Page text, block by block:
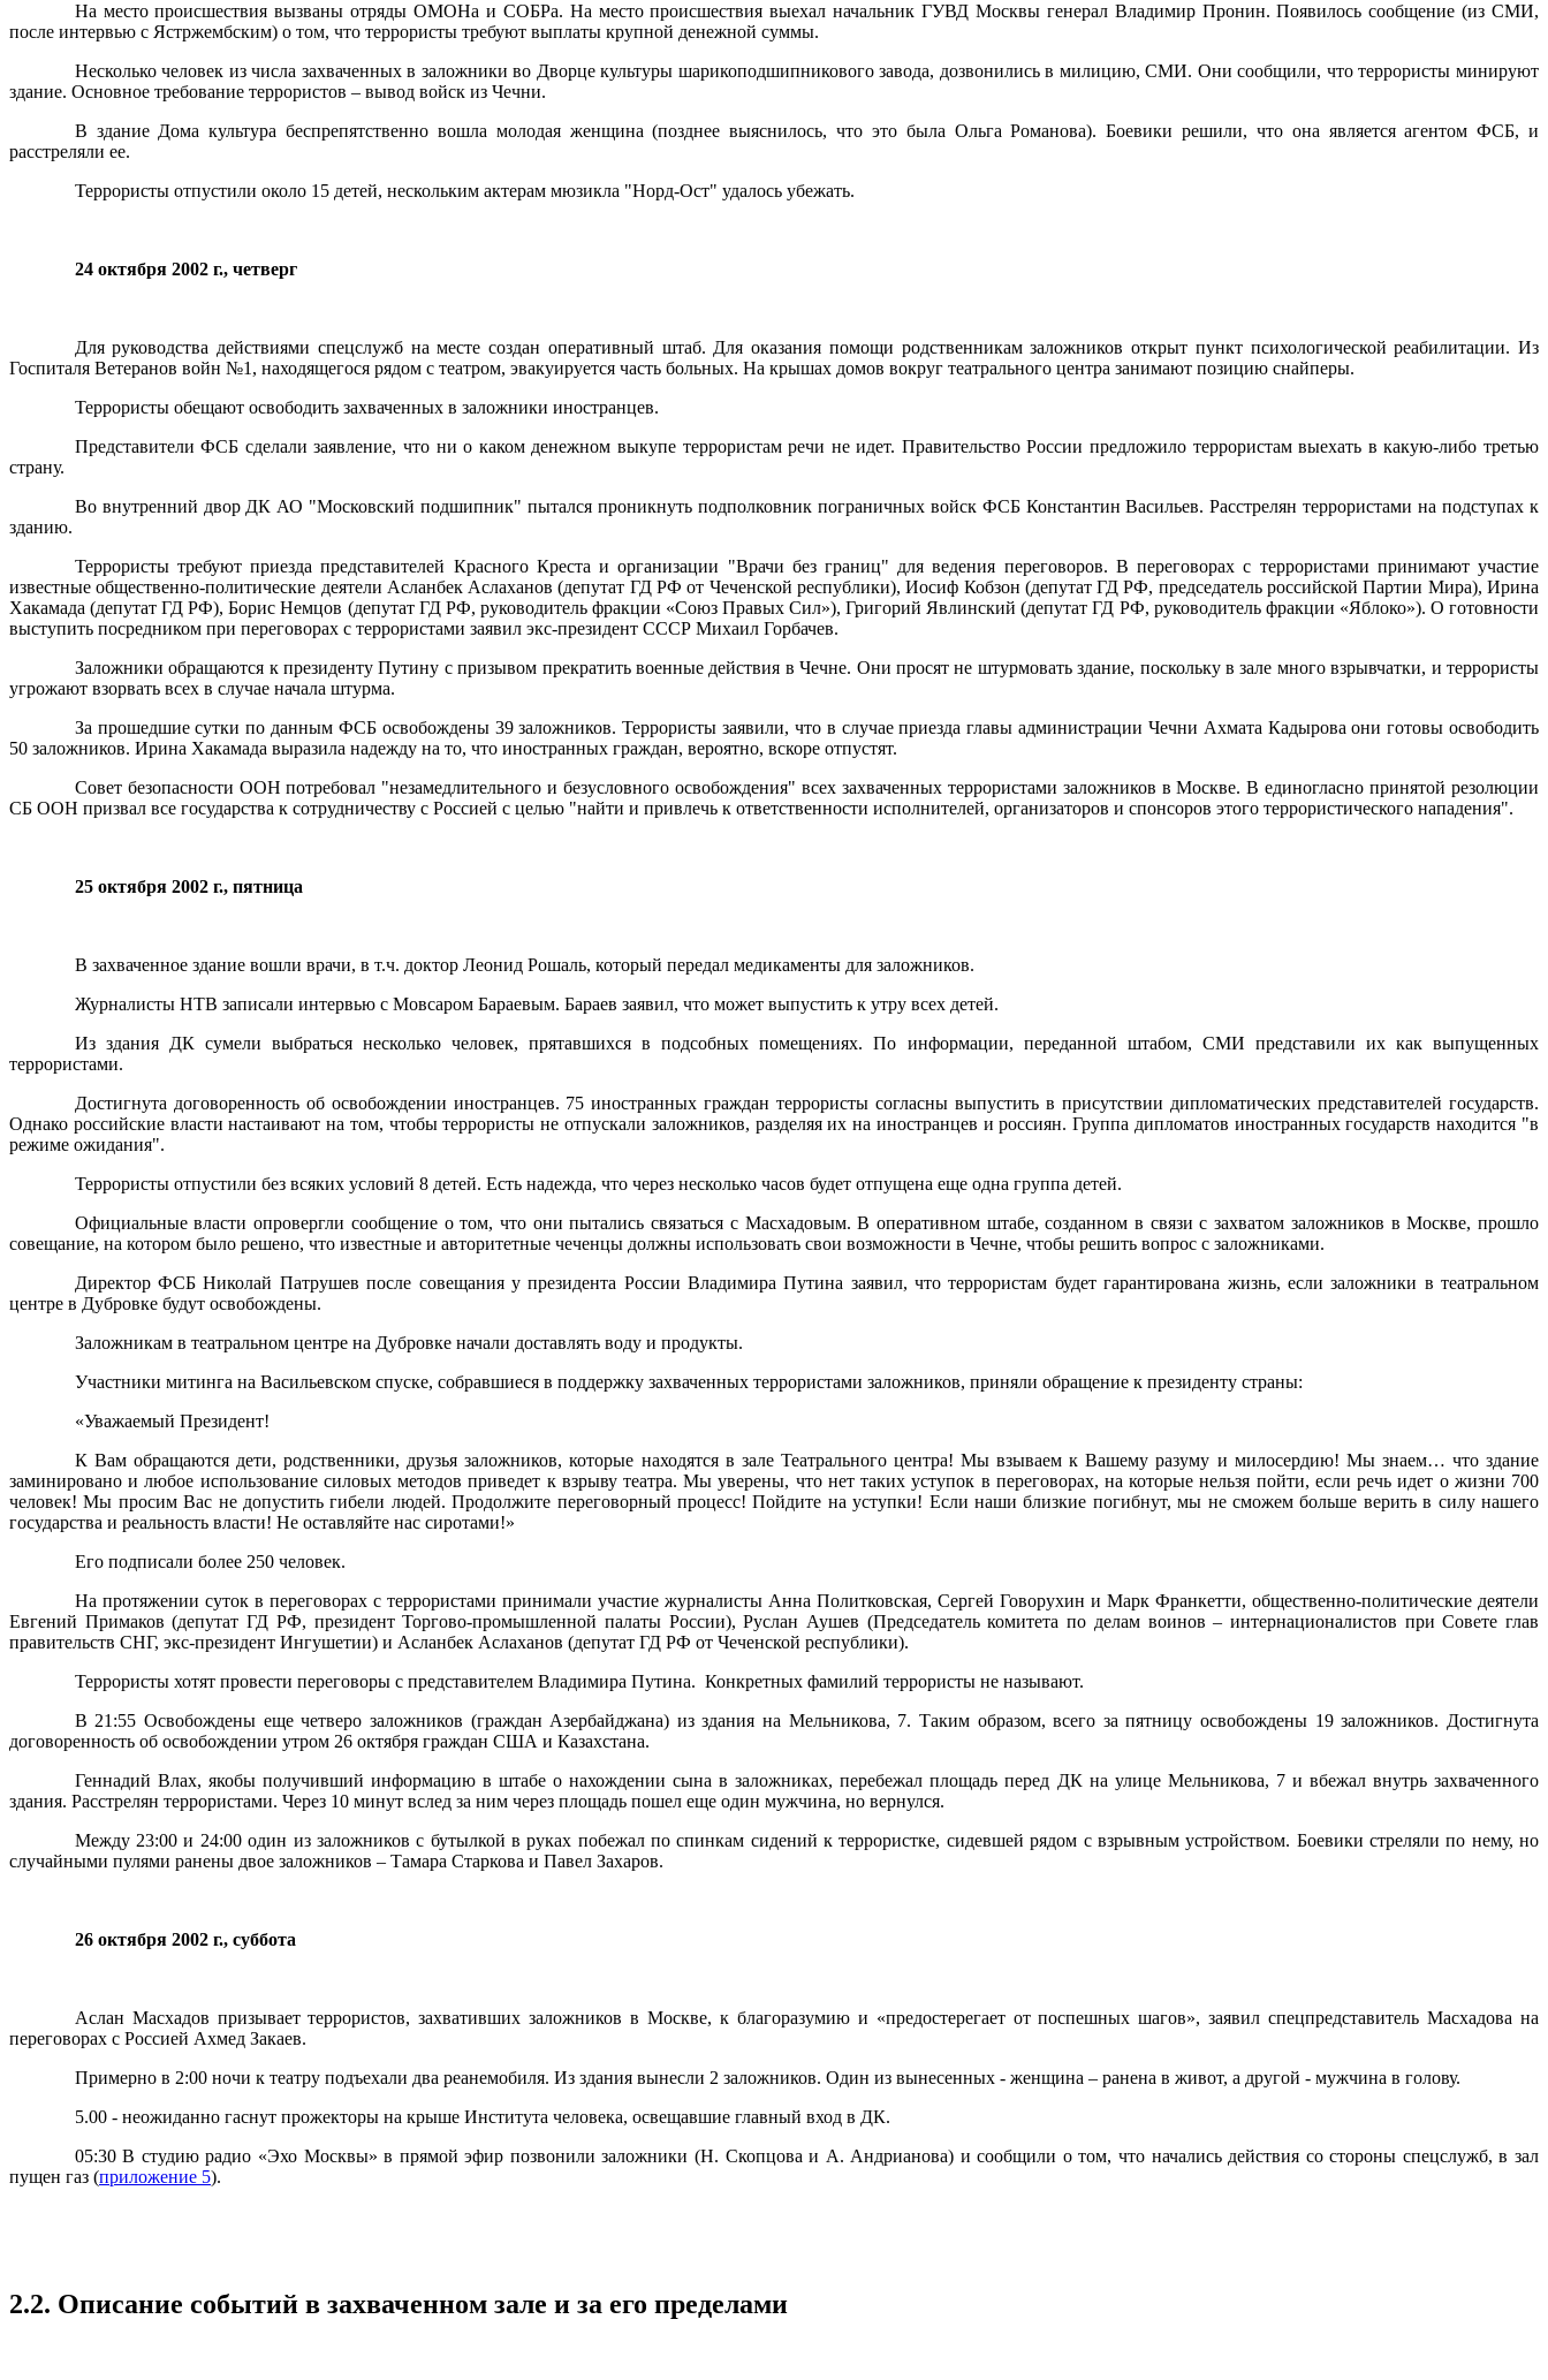
На место происшествия вызваны отряды ОМОНа и СОБРа. На место происшествия выехал начальник ГУВД Москвы генерал Владимир Пронин. Появилось сообщение (из СМИ,
после интервью с Ястржембским) о том, что террористы требуют выплаты крупной денежной суммы.
Несколько человек из числа захваченных в заложники во Дворце культуры шарикоподшипникового завода, дозвонились в милицию, СМИ. Они сообщили, что террористы минируют
здание. Основное требование террористов – вывод войск из Чечни.
В здание Дома культура беспрепятственно вошла молодая женщина (позднее выяснилось, что это была Ольга Романова). Боевики решили, что она является агентом ФСБ, и
расстреляли ее.
Террористы отпустили около 15 детей, нескольким актерам мюзикла "Норд-Ост" удалось убежать.
24 октября 2002 г., четверг
Для руководства действиями спецслужб на месте создан оперативный штаб. Для оказания помощи родственникам заложников открыт пункт психологической реабилитации. Из
Госпиталя Ветеранов войн №1, находящегося рядом с театром, эвакуируется часть больных. На крышах домов вокруг театрального центра занимают позицию снайперы.
Террористы обещают освободить захваченных в заложники иностранцев.
Представители ФСБ сделали заявление, что ни о каком денежном выкупе террористам речи не идет. Правительство России предложило террористам выехать в какую-либо третью
страну.
Во внутренний двор ДК АО "Московский подшипник" пытался проникнуть подполковник пограничных войск ФСБ Константин Васильев. Расстрелян террористами на подступах к
зданию.
Террористы требуют приезда представителей Красного Креста и организации "Врачи без границ" для ведения переговоров. В переговорах с террористами принимают участие
известные общественно-политические деятели Асланбек Аслаханов (депутат ГД РФ от Чеченской республики), Иосиф Кобзон (депутат ГД РФ, председатель российской Партии Мира), Ирина
Хакамада (депутат ГД РФ), Борис Немцов (депутат ГД РФ, руководитель фракции «Союз Правых Сил»), Григорий Явлинский (депутат ГД РФ, руководитель фракции «Яблоко»). О готовности
выступить посредником при переговорах с террористами заявил экс-президент СССР Михаил Горбачев.
Заложники обращаются к президенту Путину с призывом прекратить военные действия в Чечне. Они просят не штурмовать здание, поскольку в зале много взрывчатки, и террористы
угрожают взорвать всех в случае начала штурма.
За прошедшие сутки по данным ФСБ освобождены 39 заложников. Террористы заявили, что в случае приезда главы администрации Чечни Ахмата Кадырова они готовы освободить
50 заложников. Ирина Хакамада выразила надежду на то, что иностранных граждан, вероятно, вскоре отпустят.
Совет безопасности ООН потребовал "незамедлительного и безусловного освобождения" всех захваченных террористами заложников в Москве. В единогласно принятой резолюции
СБ ООН призвал все государства к сотрудничеству с Россией с целью "найти и привлечь к ответственности исполнителей, организаторов и спонсоров этого террористического нападения".
25 октября 2002 г., пятница
В захваченное здание вошли врачи, в т.ч. доктор Леонид Рошаль, который передал медикаменты для заложников.
Журналисты НТВ записали интервью с Мовсаром Бараевым. Бараев заявил, что может выпустить к утру всех детей.
Из здания ДК сумели выбраться несколько человек, прятавшихся в подсобных помещениях. По информации, переданной штабом, СМИ представили их как выпущенных
террористами.
Достигнута договоренность об освобождении иностранцев. 75 иностранных граждан террористы согласны выпустить в присутствии дипломатических представителей государств.
Однако российские власти настаивают на том, чтобы террористы не отпускали заложников, разделяя их на иностранцев и россиян. Группа дипломатов иностранных государств находится "в
режиме ожидания".
Террористы отпустили без всяких условий 8 детей. Есть надежда, что через несколько часов будет отпущена еще одна группа детей.
Официальные власти опровергли сообщение о том, что они пытались связаться с Масхадовым. В оперативном штабе, созданном в связи с захватом заложников в Москве, прошло
совещание, на котором было решено, что известные и авторитетные чеченцы должны использовать свои возможности в Чечне, чтобы решить вопрос с заложниками.
Директор ФСБ Николай Патрушев после совещания у президента России Владимира Путина заявил, что террористам будет гарантирована жизнь, если заложники в театральном
центре в Дубровке будут освобождены.
Заложникам в театральном центре на Дубровке начали доставлять воду и продукты.
Участники митинга на Васильевском спуске, собравшиеся в поддержку захваченных террористами заложников, приняли обращение к президенту страны:
«Уважаемый Президент!
К Вам обращаются дети, родственники, друзья заложников, которые находятся в зале Театрального центра! Мы взываем к Вашему разуму и милосердию! Мы знаем… что здание
заминировано и любое использование силовых методов приведет к взрыву театра. Мы уверены, что нет таких уступок в переговорах, на которые нельзя пойти, если речь идет о жизни 700
человек! Мы просим Вас не допустить гибели людей. Продолжите переговорный процесс! Пойдите на уступки! Если наши близкие погибнут, мы не сможем больше верить в силу нашего
государства и реальность власти! Не оставляйте нас сиротами!»
Его подписали более 250 человек.
На протяжении суток в переговорах с террористами принимали участие журналисты Анна Политковская, Сергей Говорухин и Марк Франкетти, общественно-политические деятели
Евгений Примаков (депутат ГД РФ, президент Торгово-промышленной палаты России), Руслан Аушев (Председатель комитета по делам воинов – интернационалистов при Совете глав
правительств СНГ, экс-президент Ингушетии) и Асланбек Аслаханов (депутат ГД РФ от Чеченской республики).
Террористы хотят провести переговоры с представителем Владимира Путина. Конкретных фамилий террористы не называют.
В 21:55 Освобождены еще четверо заложников (граждан Азербайджана) из здания на Мельникова, 7. Таким образом, всего за пятницу освобождены 19 заложников. Достигнута
договоренность об освобождении утром 26 октября граждан США и Казахстана.
Геннадий Влах, якобы получивший информацию в штабе о нахождении сына в заложниках, перебежал площадь перед ДК на улице Мельникова, 7 и вбежал внутрь захваченного
здания. Расстрелян террористами. Через 10 минут вслед за ним через площадь пошел еще один мужчина, но вернулся.
Между 23:00 и 24:00 один из заложников с бутылкой в руках побежал по спинкам сидений к террористке, сидевшей рядом с взрывным устройством. Боевики стреляли по нему, но
случайными пулями ранены двое заложников – Тамара Старкова и Павел Захаров.
26 октября 2002 г., суббота
Аслан Масхадов призывает террористов, захвативших заложников в Москве, к благоразумию и «предостерегает от поспешных шагов», заявил спецпредставитель Масхадова на
переговорах с Россией Ахмед Закаев.
Примерно в 2:00 ночи к театру подъехали два реанемобиля. Из здания вынесли 2 заложников. Один из вынесенных - женщина – ранена в живот, а другой - мужчина в голову.
5.00 - неожиданно гаснут прожекторы на крыше Института человека, освещавшие главный вход в ДК.
05:30 В студию радио «Эхо Москвы» в прямой эфир позвонили заложники (Н. Скопцова и А. Андрианова) и сообщили о том, что начались действия со стороны спецслужб, в зал
пущен газ (приложение 5).
2.2. Описание событий в захваченном зале и за его пределами